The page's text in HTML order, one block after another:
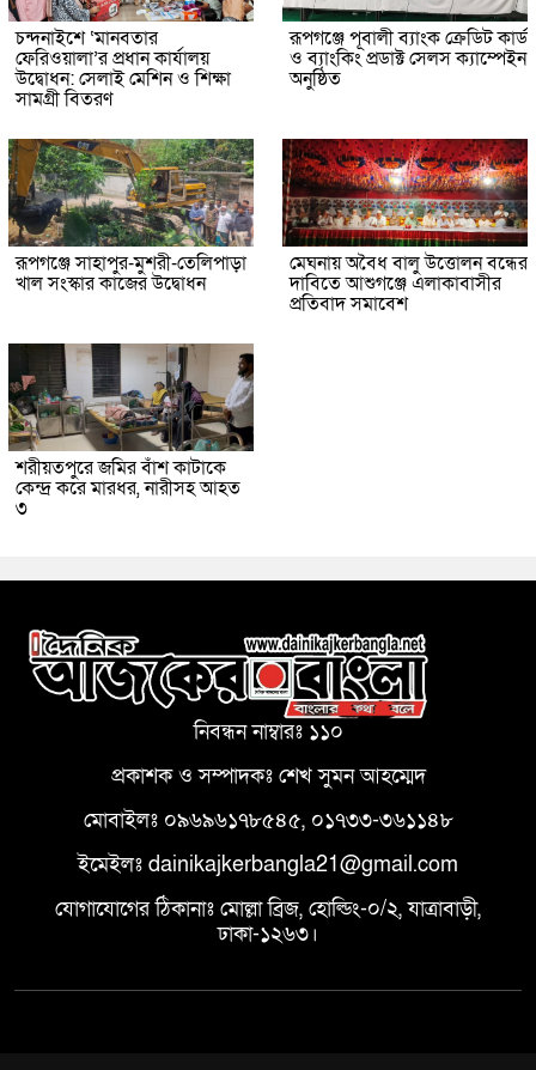
চন্দনাইশে ‘মানবতার
ফেরিওয়ালা’র প্রধান কার্যালয়
উদ্বোধন: সেলাই মেশিন ও শিক্ষা
সামগ্রী বিতরণ
রূপগঞ্জে পূবালী ব্যাংক ক্রেডিট কার্ড
ও ব্যাংকিং প্রডাক্ট সেলস ক্যাম্পেইন
অনুষ্ঠিত
রূপগঞ্জে সাহাপুর-মুশরী-তেলিপাড়া
খাল সংস্কার কাজের উদ্বোধন
মেঘনায় অবৈধ বালু উত্তোলন বন্ধের
দাবিতে আশুগঞ্জে এলাকাবাসীর
প্রতিবাদ সমাবেশ
শরীয়তপুরে জমির বাঁশ কাটাকে
কেন্দ্র করে মারধর, নারীসহ আহত
৩
নিবন্ধন নাম্বারঃ ১১০
প্রকাশক ও সম্পাদকঃ শেখ সুমন আহম্মেদ
মোবাইলঃ ০৯৬৯৬১৭৮৫৪৫, ০১৭৩৩-৩৬১১৪৮
ইমেইলঃ dainikajkerbangla21@gmail.com
যোগাযোগের ঠিকানাঃ মোল্লা ব্রিজ, হোল্ডিং-০/২, যাত্রাবাড়ী,
ঢাকা-১২৬৩।